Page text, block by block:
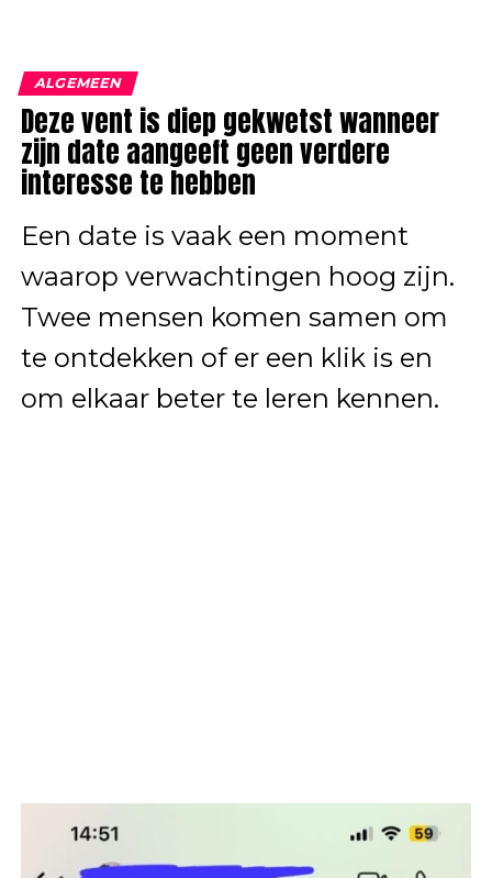
ALGEMEEN
Deze vent is diep gekwetst wanneer
zijn date aangeeft geen verdere
interesse te hebben
Een date is vaak een moment
waarop verwachtingen hoog zijn.
Twee mensen komen samen om
te ontdekken of er een klik is en
om elkaar beter te leren kennen.